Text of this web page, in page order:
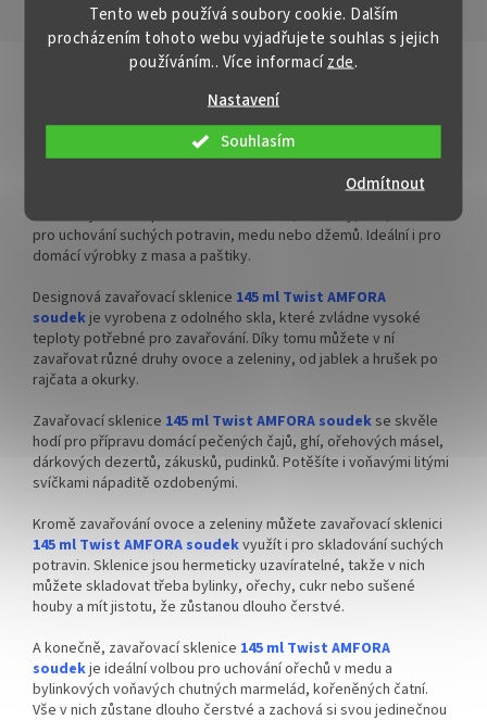
Tento web používá soubory cookie. Dalším
procházením tohoto webu vyjadřujete souhlas s jejich
používáním.. Více informacízde.
Nastavení
Odmítnout
Souhlasím
Praktická sklenice pro široké
✅ Twist Off šroubový uzávěr
uzavřete rukou
✅ Různá víčka TO 63 ke sklenici
✅ Jako dělaná pro marmelády
nebo ořechová másla
✅ Paletu za výhodnější cenu
objednejteZDE
vhodná pro domácí zavařování i
profesionální výrobce potravin.
rovnou vnitřní hranou
✅ Twist Off šroubový uzávěr
uzavřete rukou
objednejteZDE
ořechová másla
✅ Paletu za výhodnější cenu
Hodnocení
Detailní popis produktu
Sklenice na zavařování 145 ml AMFORA soudek
Oválná zavařovací sklenice145 ml Twist AMFORA soudekje
nezbytným pomocníkem pro každého, kdo se věnuje zavařování
a rád obdarovává své bližní svými kreativními dobrotami. Tato
sklenice je ideální pro zavařování ovoce, zeleniny, hub, ale také
pro uchování suchých potravin, medu nebo džemů. Ideální i pro
domácí výrobky z masa a paštiky.
Designová zavařovací sklenice 145 ml Twist AMFORA
soudekje vyrobena z odolného skla, které zvládne vysoké
teploty potřebné pro zavařování. Díky tomu můžete v ní
zavařovat různé druhy ovoce a zeleniny, od jablek a hrušek po
rajčata a okurky.
Zavařovací sklenice 145 ml Twist AMFORA soudek se skvěle
hodí pro přípravu domácí pečených čajů, ghí, ořehových másel,
dárkových dezertů, zákusků, pudinků. Potěšíte i voňavými litými
svíčkami nápaditě ozdobenými.
Kromě zavařování ovoce a zeleniny můžete zavařovací sklenici
145 ml Twist AMFORA soudekvyužít i pro skladování suchých
potravin. Sklenice jsou hermeticky uzavíratelné, takže v nich
můžete skladovat třeba bylinky, ořechy, cukr nebo sušené
houby a mít jistotu, že zůstanou dlouho čerstvé.
A konečně, zavařovací sklenice 145 ml Twist AMFORA
soudekje ideální volbou pro uchování ořechů v medu a
bylinkových voňavých chutných marmelád, kořeněných čatní.
Vše v nich zůstane dlouho čerstvé a zachová si svou jedinečnou